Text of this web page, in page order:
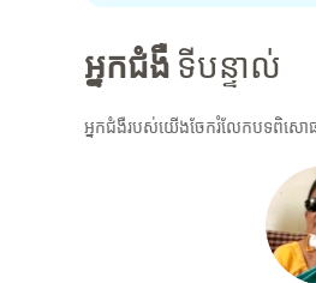
អ្នកជំងឺ ទីបន្ទាល់
អ្នកជំងឺរបស់យើងចែករំលែកបទពិសោ